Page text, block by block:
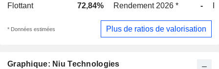
Flottant
72,84% Rendement 2026 * -
* Données estimées Plus de ratios de valorisation
Graphique: Niu Technologies